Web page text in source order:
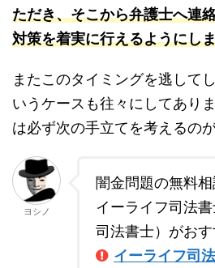
ただき、そこから弁護士へ連
対策を着実に行えるようにし
またこのタイミングを逃して
いうケースも往々にしてあり
は必ず次の手立てを考えるの
ヨシノ
闇金問題の無料
イーライフ司法
司法書士）がおす
イーライフ司